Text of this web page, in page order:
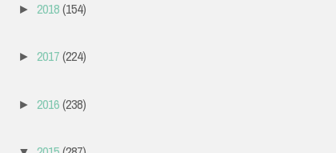
► 2018 (154)
► 2017 (224)
► 2016 (238)